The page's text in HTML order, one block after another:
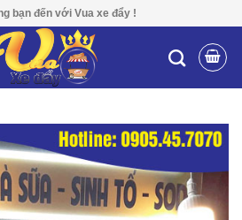
bạn đến với Vua xe đẩy !